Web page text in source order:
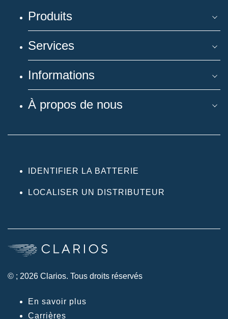
Produits
Services
Informations
À propos de nous
IDENTIFIER LA BATTERIE
LOCALISER UN DISTRIBUTEUR
© ; 2026 Clarios. Tous droits réservés
En savoir plus
Carrières